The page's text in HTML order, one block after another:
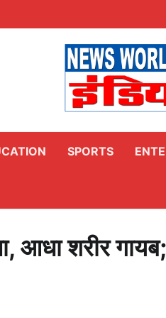
SPORTS
आधा शरीर